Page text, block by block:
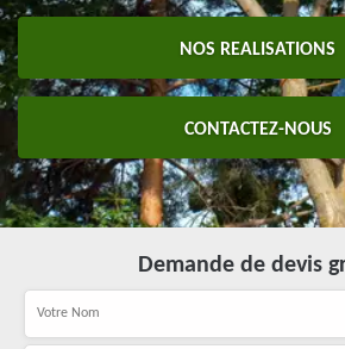
NOS REALISATIONS
CONTACTEZ-NOUS
Demande de devis